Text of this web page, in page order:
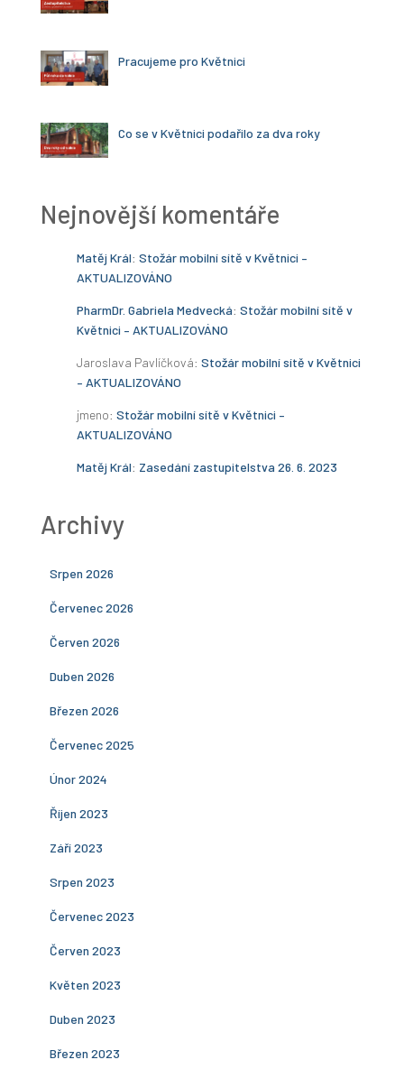
Pracujeme pro Květnici
Co se v Květnici podařilo za dva roky
Nejnovější komentáře
Matěj Král: Stožár mobilní sítě v Květnici –
AKTUALIZOVÁNO
PharmDr. Gabriela Medvecká: Stožár mobilní sítě v
Květnici – AKTUALIZOVÁNO
Jaroslava Pavlíčková: Stožár mobilní sítě v Květnici
– AKTUALIZOVÁNO
jmeno: Stožár mobilní sítě v Květnici –
AKTUALIZOVÁNO
Matěj Král: Zasedání zastupitelstva 26. 6. 2023
Archivy
Srpen 2026
Červenec 2026
Červen 2026
Duben 2026
Březen 2026
Červenec 2025
Únor 2024
Říjen 2023
Září 2023
Srpen 2023
Červenec 2023
Červen 2023
Květen 2023
Duben 2023
Březen 2023